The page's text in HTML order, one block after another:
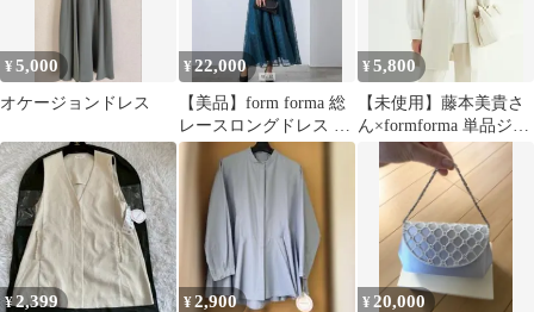
¥5,000
オケージョンドレス
¥22,000
【美品】form forma 総
レースロングドレス 9
号グリーン
¥5,800
【未使用】藤本美貴さ
ん×formforma 単品ジレ
パールデザイン サイズ
¥2,399 ¥2,900 ¥ 20,000